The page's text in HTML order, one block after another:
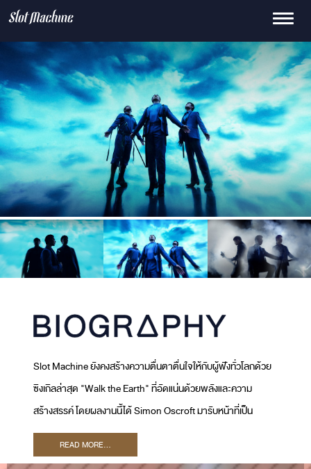
Slot Machine ยังคงสร้างความตื่นตาตื่นใจให้กับผู้ฟังทั่วโลกด้วย
ซิงเกิลล่าสุด "Walk the Earth" ที่อัดแน่นด้วยพลังและความ
สร้างสรรค์ โดยผลงานนี้ได้ Simon Oscroft มารับหน้าที่เป็น
โปรดิวเซอร์ และ Ryan Tedder เจ้าของรางวัลแกรมมี่มาร่วมเป็น
Executive Producer เพลงนี้สะท้อนให้เห็นถึงภารกิจของ Slot
READ MORE...